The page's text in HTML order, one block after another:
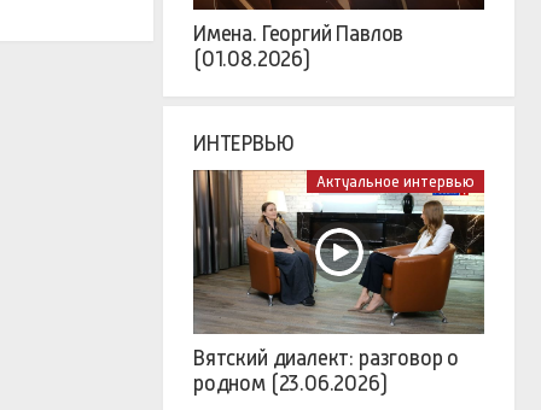
Имена. Георгий Павлов
(01.08.2026)
ИНТЕРВЬЮ
Актуальное интервью
Вятский диалект: разговор о
родном (23.06.2026)